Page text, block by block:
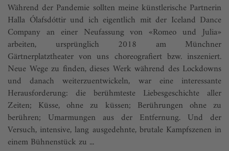
Während der Pandemie sollten meine künstlerische Partnerin
Halla Ólafsdóttir und ich eigentlich mit der Iceland Dance
Company an einer Neufassung von «Romeo und Julia»
arbeiten, ursprünglich 2018 am Münchner
Gärtnerplatztheater von uns choreografiert bzw. inszeniert.
Neue Wege zu finden, dieses Werk während des Lockdowns
und danach weiterzuentwickeln, war eine interessante
Herausforderung: die berühmteste Liebesgeschichte aller
Zeiten; Küsse,­ ohne zu küssen; Berührungen ohne zu
berühren; Umarmungen aus der Entfernung. Und der
Versuch, intensive, lang ausgedehnte, brutale Kampfszenen in
einem Bühnenstück zu ...